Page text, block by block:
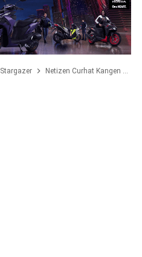
Stargazer Netizen Curhat Kangen Pulang Kampung, Hyundai Stargazer Kasih Solusi Ini